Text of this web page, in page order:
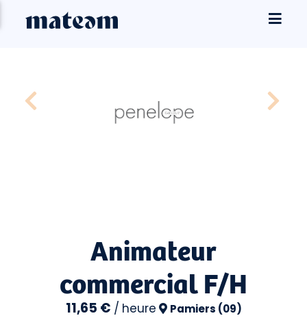
Animateur
commercial F/H
11,65 € / heure Pamiers (09)